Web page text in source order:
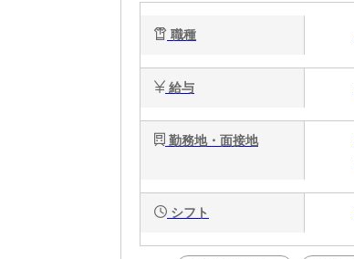
職種
給与
勤務地・面接地
シフト